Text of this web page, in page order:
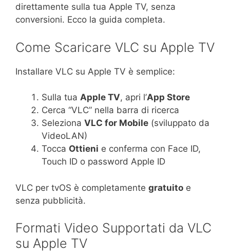
direttamente sulla tua Apple TV, senza
conversioni. Ecco la guida completa.
Come Scaricare VLC su Apple TV
Installare VLC su Apple TV è semplice:
Sulla tua Apple TV, apri l’App Store
Cerca “VLC” nella barra di ricerca
Seleziona VLC for Mobile (sviluppato da
VideoLAN)
Tocca Ottieni e conferma con Face ID,
Touch ID o password Apple ID
VLC per tvOS è completamente gratuito e
senza pubblicità.
Formati Video Supportati da VLC
su Apple TV